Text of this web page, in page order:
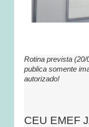
Rotina prevista
publica somente
autorizado!
CEU EMEF